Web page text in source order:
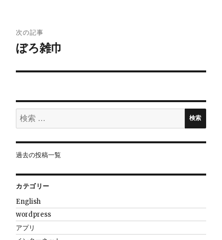
ビ
ゲ
ー
ョ
ン
次の記事
ぼろ雑巾
検
索:
検索
過去の投稿一覧
カテゴリー
English
wordpress
アプリ